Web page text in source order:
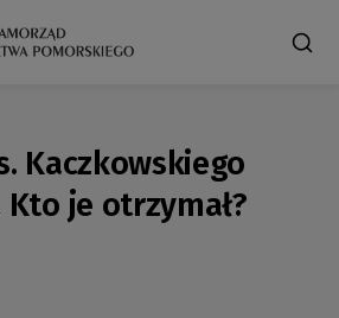
Kaczkowskiego
je otrzymał?